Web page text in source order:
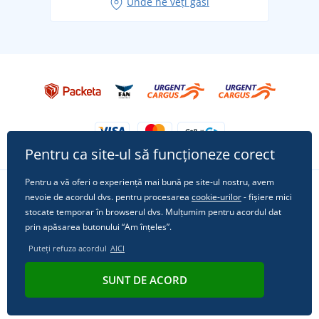
Tricoul preferat City în rol principal: ținute pentru
Urmărește-ne pe rețelele sociale
© 2011 - 2026, Dual Trade s.r.o. | Din punct de vedere tehnic oferă
Pentru ca site-ul să funcționeze corect
Pentru a vă oferi o experiență mai bună pe site-ul nostru, avem
nevoie de acordul dvs. pentru procesarea cookie-urilor- fișiere mici
stocate temporar în browserul dvs. Mulțumim pentru acordul dat
prin apăsarea butonului “Am înțeles”.
Puteți refuza acordul AICI
SUNT DE ACORD